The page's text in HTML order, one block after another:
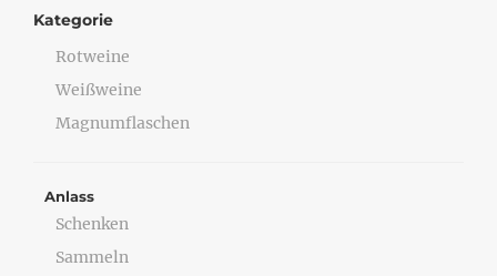
Kategorie
Rotweine
Weißweine
Magnumflaschen
Anlass
Schenken
Sammeln